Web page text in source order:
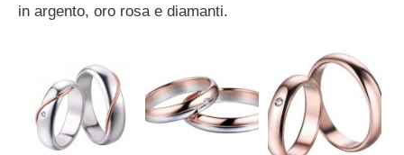
in argento, oro rosa e diamanti.